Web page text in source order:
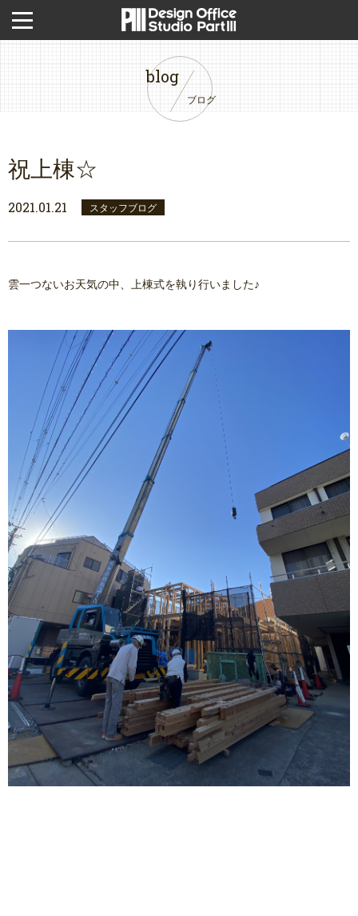
ブログ
blog
祝上棟☆
2021.01.21 スタッフブログ
雲一つないお天気の中、上棟式を執り行いました♪